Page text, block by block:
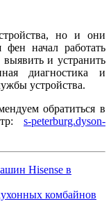
но и они
начал работать
и устранить
диагностика и
устройства.
обратиться в
s-peterburg.dyson-
Hisense в
комбайнов